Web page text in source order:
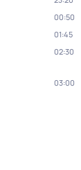
00:50
01:45
02:30
03:00